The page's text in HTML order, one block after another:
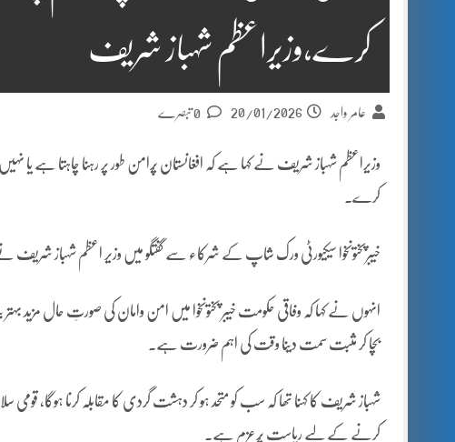
کرے،وزیراعظم شہباز شریف
عامر واجد 20/01/2026
وزیراعظم شہباز شریف نے کہا ہے کہ افغانستان پُرامن طور پر رہنا چاہتا ہے یا
کرے۔
خیبرپختونخوا سیکیورٹی ورک شاپ کے شرکاء سے گفتگو میں وزیر اعظم شہباز شریف نے کہا
انہوں نے کہا کہ وفاقی حکومت خیبر پختونخوا میں امن وامان کی صورتِ حال
بچا کر مثبت سمت دینا وقت کی اہم ضرورت ہے۔
شہباز شریف کا کہنا تھا کہ سب کو متحد ہو کر دہشت گردی کا مقابلہ کرنا ہوگا،
کرنے کے لیے ریاست پُرعزم ہے۔